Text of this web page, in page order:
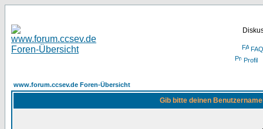
FAQ
Profil
www.forum.ccsev.de Foren-Übersicht
Gib bitte deinen